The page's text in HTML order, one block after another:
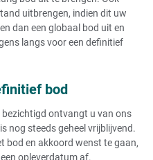
uitbrengen, indien dit uw
dan een globaal bod uit en
langs voor een definitief
bod
ontvangt u van ons
nog steeds geheel vrijblijvend.
bod en akkoord wenst te gaan,
opleverdatum af.